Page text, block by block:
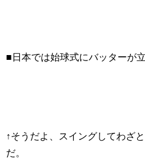
■日本では始球式にバッターが
↑そうだよ、スイングしてわざ
だ。